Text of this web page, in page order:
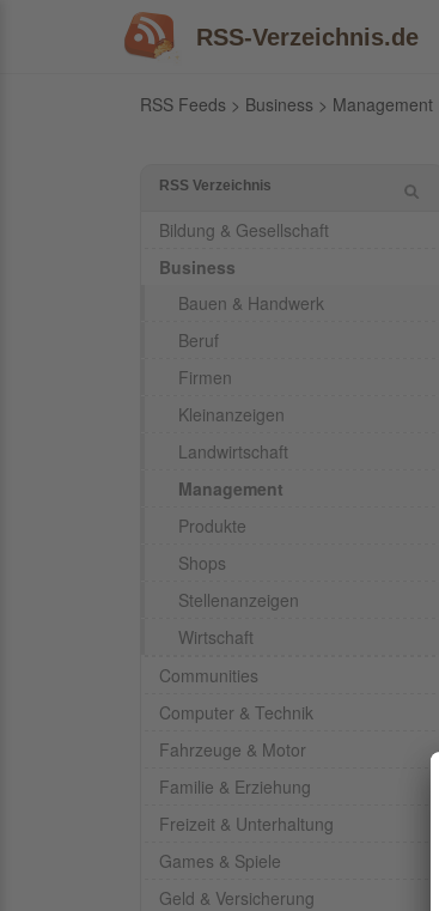
RSS-Verzeichnis.de
RSS Feeds > Business > Management
RSS Verzeichnis
Bildung & Gesellschaft
Business
Bauen & Handwerk
Beruf
Firmen
Kleinanzeigen
Landwirtschaft
Management
Produkte
Shops
Stellenanzeigen
Wirtschaft
Communities
Computer & Technik
Fahrzeuge & Motor
Familie & Erziehung
Freizeit & Unterhaltung
Games & Spiele
Geld & Versicherung